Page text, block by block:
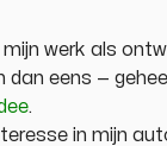
werk als
eens —
.
in mijn